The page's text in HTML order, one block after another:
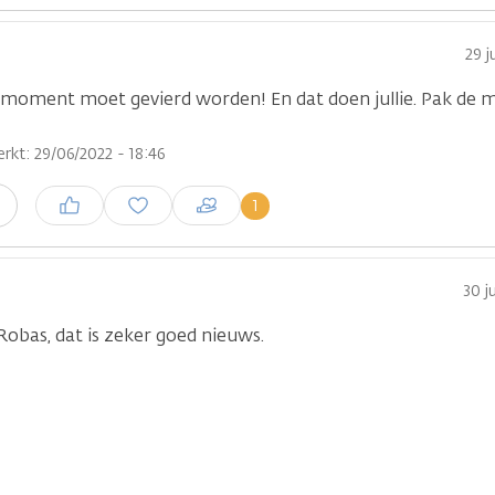
29
moment moet gevierd worden! En dat doen jullie. Pak de
29/06/2022 - 18:46
1
Inloggen om een reactie te
plaatsen
30
dat is zeker goed nieuws.